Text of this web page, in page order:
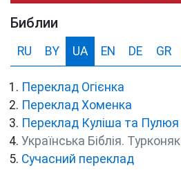
Библии
RU BY UA EN DE GR
Переклад Огієнка
Переклад Хоменка
Переклад Куліша та Пулюя
Українська Біблія. Турконяк
Сучасний переклад